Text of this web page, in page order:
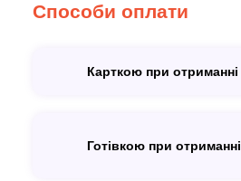
Способи оплати
Карткою при отриманні
Готівкою при отриманні